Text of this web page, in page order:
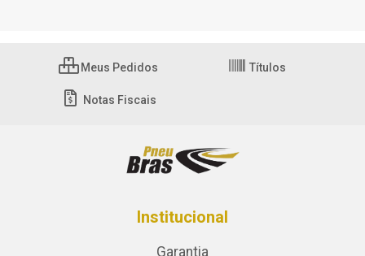
Meus Pedidos Títulos
Notas Fiscais
Institucional
Garantia